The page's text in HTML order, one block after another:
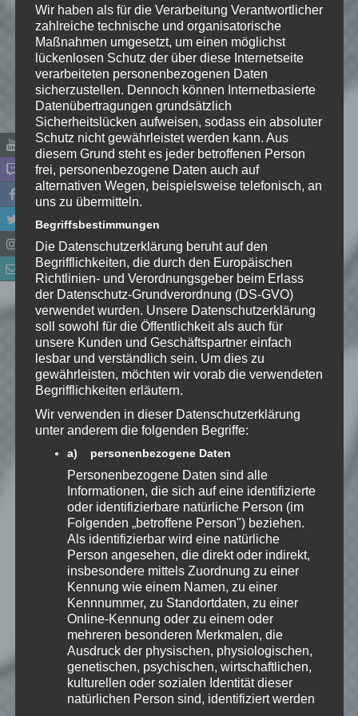
Name*
E-Mail-Adresse*
Website
*Ich habe die
Datenschutzerklärungzur
Kenntnis genommen. Ich stimme
zu, dass meine Angaben dauerhaft
gespeichert werden.
Benachrichtige mich über
nachfolgende Kommentare via E-
Mail.
Benachrichtige mich über neue
Beiträge via E-Mail.
EmKa
Ich bin leidenschaftlicher
Gamer und schaue mir
eigentlich alles Neue an.
Wir haben als für die Verarbeitung Verantwortlicher
zahlreiche technische und organisatorische
Maßnahmen umgesetzt, um einen möglichst
lückenlosen Schutz der über diese Internetseite
verarbeiteten personenbezogenen Daten
sicherzustellen. Dennoch können Internetbasierte
Datenübertragungen grundsätzlich
Sicherheitslücken aufweisen, sodass ein absoluter
Schutz nicht gewährleistet werden kann. Aus
diesem Grund steht es jeder betroffenen Person
frei, personenbezogene Daten auch auf
alternativen Wegen, beispielsweise telefonisch, an
uns zu übermitteln.
Begriffsbestimmungen
Die Datenschutzerklärung beruht auf den
Begrifflichkeiten, die durch den Europäischen
Richtlinien- und Verordnungsgeber beim Erlass
der Datenschutz-Grundverordnung (DS-GVO)
verwendet wurden. Unsere Datenschutzerklärung
soll sowohl für die Öffentlichkeit als auch für
unsere Kunden und Geschäftspartner einfach
lesbar und verständlich sein. Um dies zu
gewährleisten, möchten wir vorab die verwendeten
Begrifflichkeiten erläutern.
Wir verwenden in dieser Datenschutzerklärung
unter anderem die folgenden Begriffe:
a) personenbezogene Daten
Personenbezogene Daten sind alle
Informationen, die sich auf eine identifizierte
oder identifizierbare natürliche Person (im
Folgenden „betroffene Person") beziehen.
Als identifizierbar wird eine natürliche
Person angesehen, die direkt oder indirekt,
insbesondere mittels Zuordnung zu einer
Kennung wie einem Namen, zu einer
Kennnummer, zu Standortdaten, zu einer
Online-Kennung oder zu einem oder
mehreren besonderen Merkmalen, die
Ausdruck der physischen, physiologischen,
genetischen, psychischen, wirtschaftlichen,
kulturellen oder sozialen Identität dieser
natürlichen Person sind, identifiziert werden